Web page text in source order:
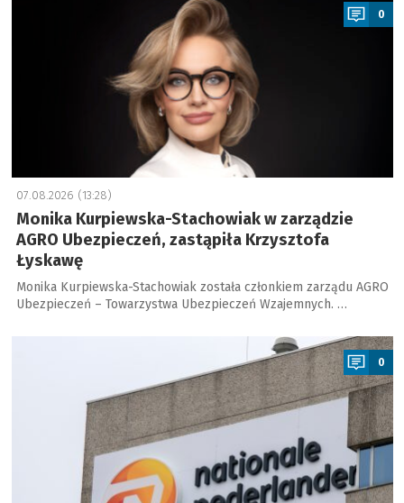
0
07.08.2026 (13:28)
Monika Kurpiewska-Stachowiak w zarządzie
AGRO Ubezpieczeń, zastąpiła Krzysztofa
Łyskawę
Monika Kurpiewska-Stachowiak została członkiem zarządu AGRO
Ubezpieczeń – Towarzystwa Ubezpieczeń Wzajemnych. …
0